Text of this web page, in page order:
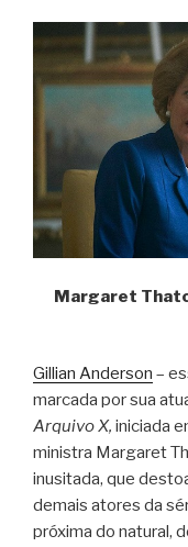
Margaret
Gillian Anderson –
marcada por sua
Arquivo X, iniciada
ministra Margaret
inusitada, que
demais atores da
próxima do natural,